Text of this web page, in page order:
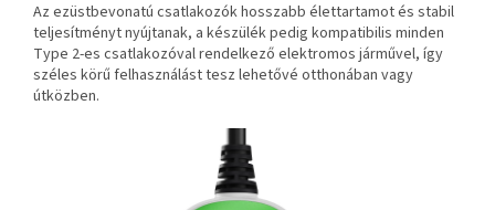
Az ezüstbevonatú csatlakozók hosszabb élettartamot és stabil
teljesítményt nyújtanak, a készülék pedig kompatibilis minden
Type 2-es csatlakozóval rendelkező elektromos járművel, így
széles körű felhasználást tesz lehetővé otthonában vagy
útközben.